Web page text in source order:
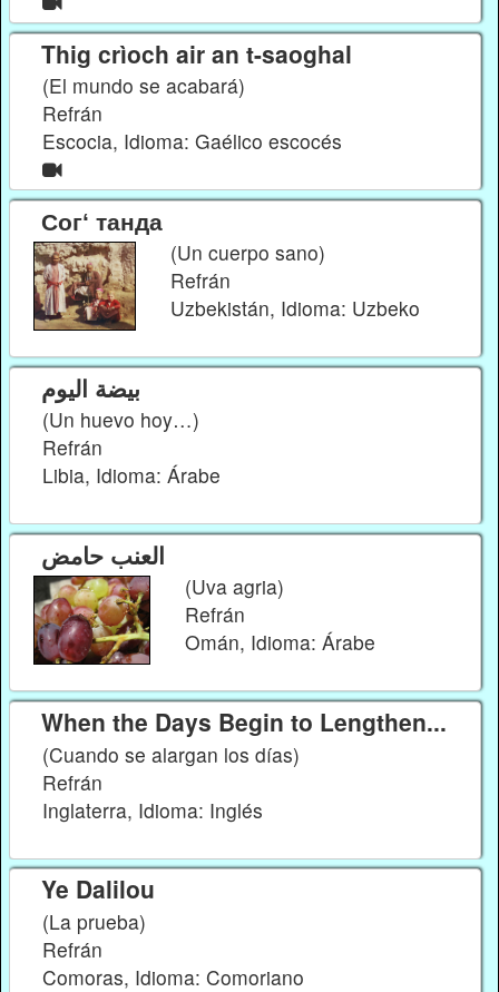
Thig crìoch air an t-saoghal
(El mundo se acabará)
Refrán
Escocia, Idioma: Gaélico escocés
Согʻ танда
(Un cuerpo sano)
Refrán
Uzbekistán, Idioma: Uzbeko
بيضة اليوم
(Un huevo hoy…)
Refrán
Libia, Idioma: Árabe
العنب حامض
(Uva agria)
Refrán
Omán, Idioma: Árabe
When the Days Begin to Lengthen...
(Cuando se alargan los días)
Refrán
Inglaterra, Idioma: Inglés
Ye Dalilou
(La prueba)
Refrán
Comoras, Idioma: Comoriano